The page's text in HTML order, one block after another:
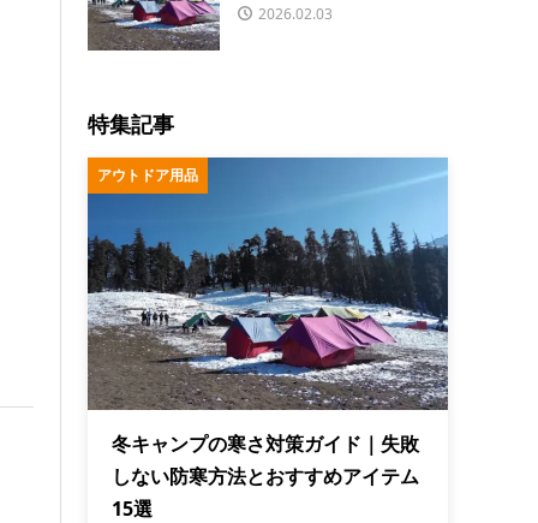
2026.02.03
特集記事
アウトドア用品
冬キャンプの寒さ対策ガイド｜失敗
しない防寒方法とおすすめアイテム
15選